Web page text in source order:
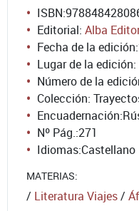
ISBN:
Editorial: Alba
Fecha de la edición:
Lugar de la
Número de la
Colección:
Encuadernación:
Nº Pág.:271
Idiomas:Castellano
MATERIAS:
/ Literatura Viajes/